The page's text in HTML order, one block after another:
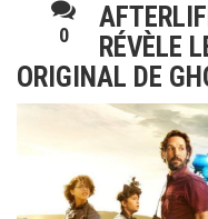
0
RÉVÈLE
ORIGINAL DE